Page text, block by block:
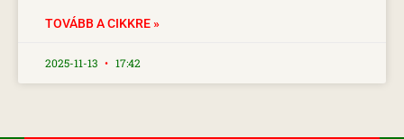
TOVÁBB A CIKKRE »
2025-11-13 17:42